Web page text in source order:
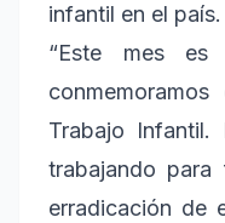
infantil en el país.
“Este mes es
Trabajo Infantil.
trabajando
erradicación de